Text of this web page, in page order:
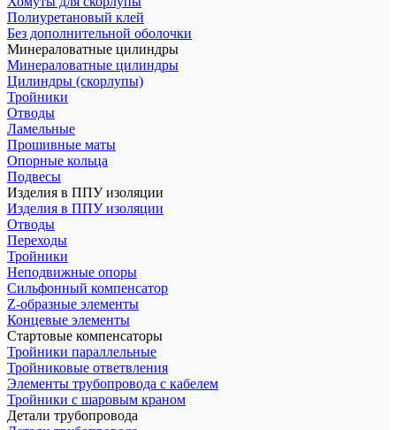
Полиуретановый клей
Без дополнительной оболочки
Минераловатные цилиндры
Минераловатные цилиндры
Цилиндры (скорлупы)
Тройники
Отводы
Ламельные
Прошивные маты
Опорные кольца
Подвесы
Изделия в ППУ изоляции
Изделия в ППУ изоляции
Отводы
Переходы
Тройники
Неподвижные опоры
Cильфонный компенсатор
Z-образные элементы
Концевые элементы
Стартовые компенсаторы
Тройники параллельные
Тройниковые ответвления
Элементы трубопровода с кабелем
Тройники с шаровым краном
Детали трубопровода